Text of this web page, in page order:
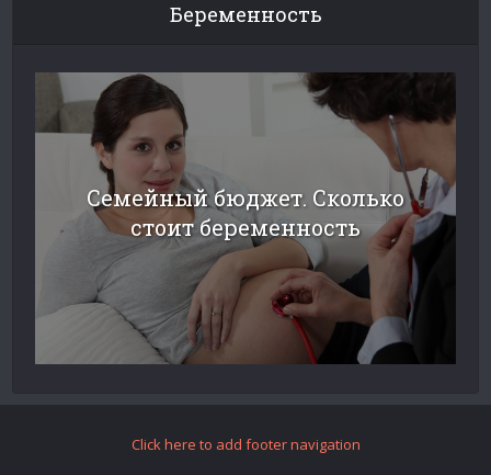
Беременность
Семейный бюджет. Сколько
стоит беременность
Click here to add footer navigation